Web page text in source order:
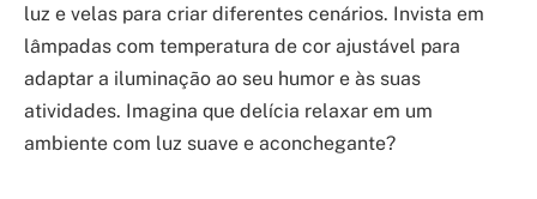
luz e velas para criar diferentes cenários. Invista em
lâmpadas com temperatura de cor ajustável para
adaptar a iluminação ao seu humor e às suas
atividades. Imagina que delícia relaxar em um
ambiente com luz suave e aconchegante?